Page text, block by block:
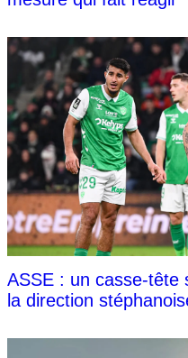
ASSE : un casse-tête
la direction